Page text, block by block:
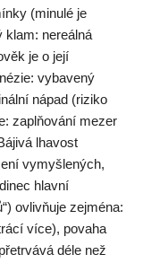
(minulé je
klam: nereálná
je o její
vybavený
nápad (riziko
zaplňování mezer
lhavost
vymyšlených,
hlavní
ovlivňuje zejména:
více), povaha
déle než